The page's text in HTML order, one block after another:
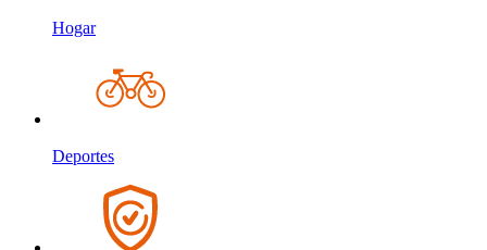
Hogar
Deportes